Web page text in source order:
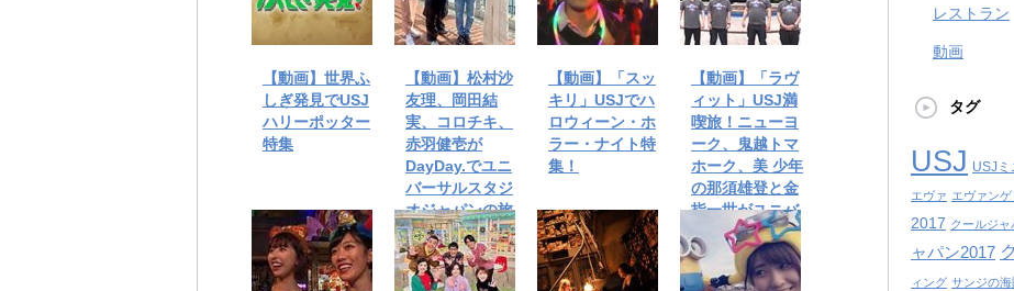
【動画】世界ふ
しぎ発見でUSJ
ハリーポッター
特集
【動画】松村沙
友理、岡田結
実、コロチキ、
赤羽健壱が
DayDay.でユニ
バーサルスタジ
オジャパンの旅
【動画】「スッ
キリ」USJでハ
ロウィーン・ホ
ラー・ナイト特
集！
【動画】「ラヴ
ィット」USJ満
喫旅！ニューヨ
ーク、鬼越トマ
ホーク、美 少年
の那須雄登と金
指一世がユニバ
を楽しむ
レストラン
動画
タグ
USJ USJ
エヴァ エヴァン
2017 クールジャ
ャパン2017
ィング サンジの